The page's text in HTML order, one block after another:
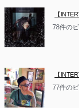
【
78件の
【
77件の